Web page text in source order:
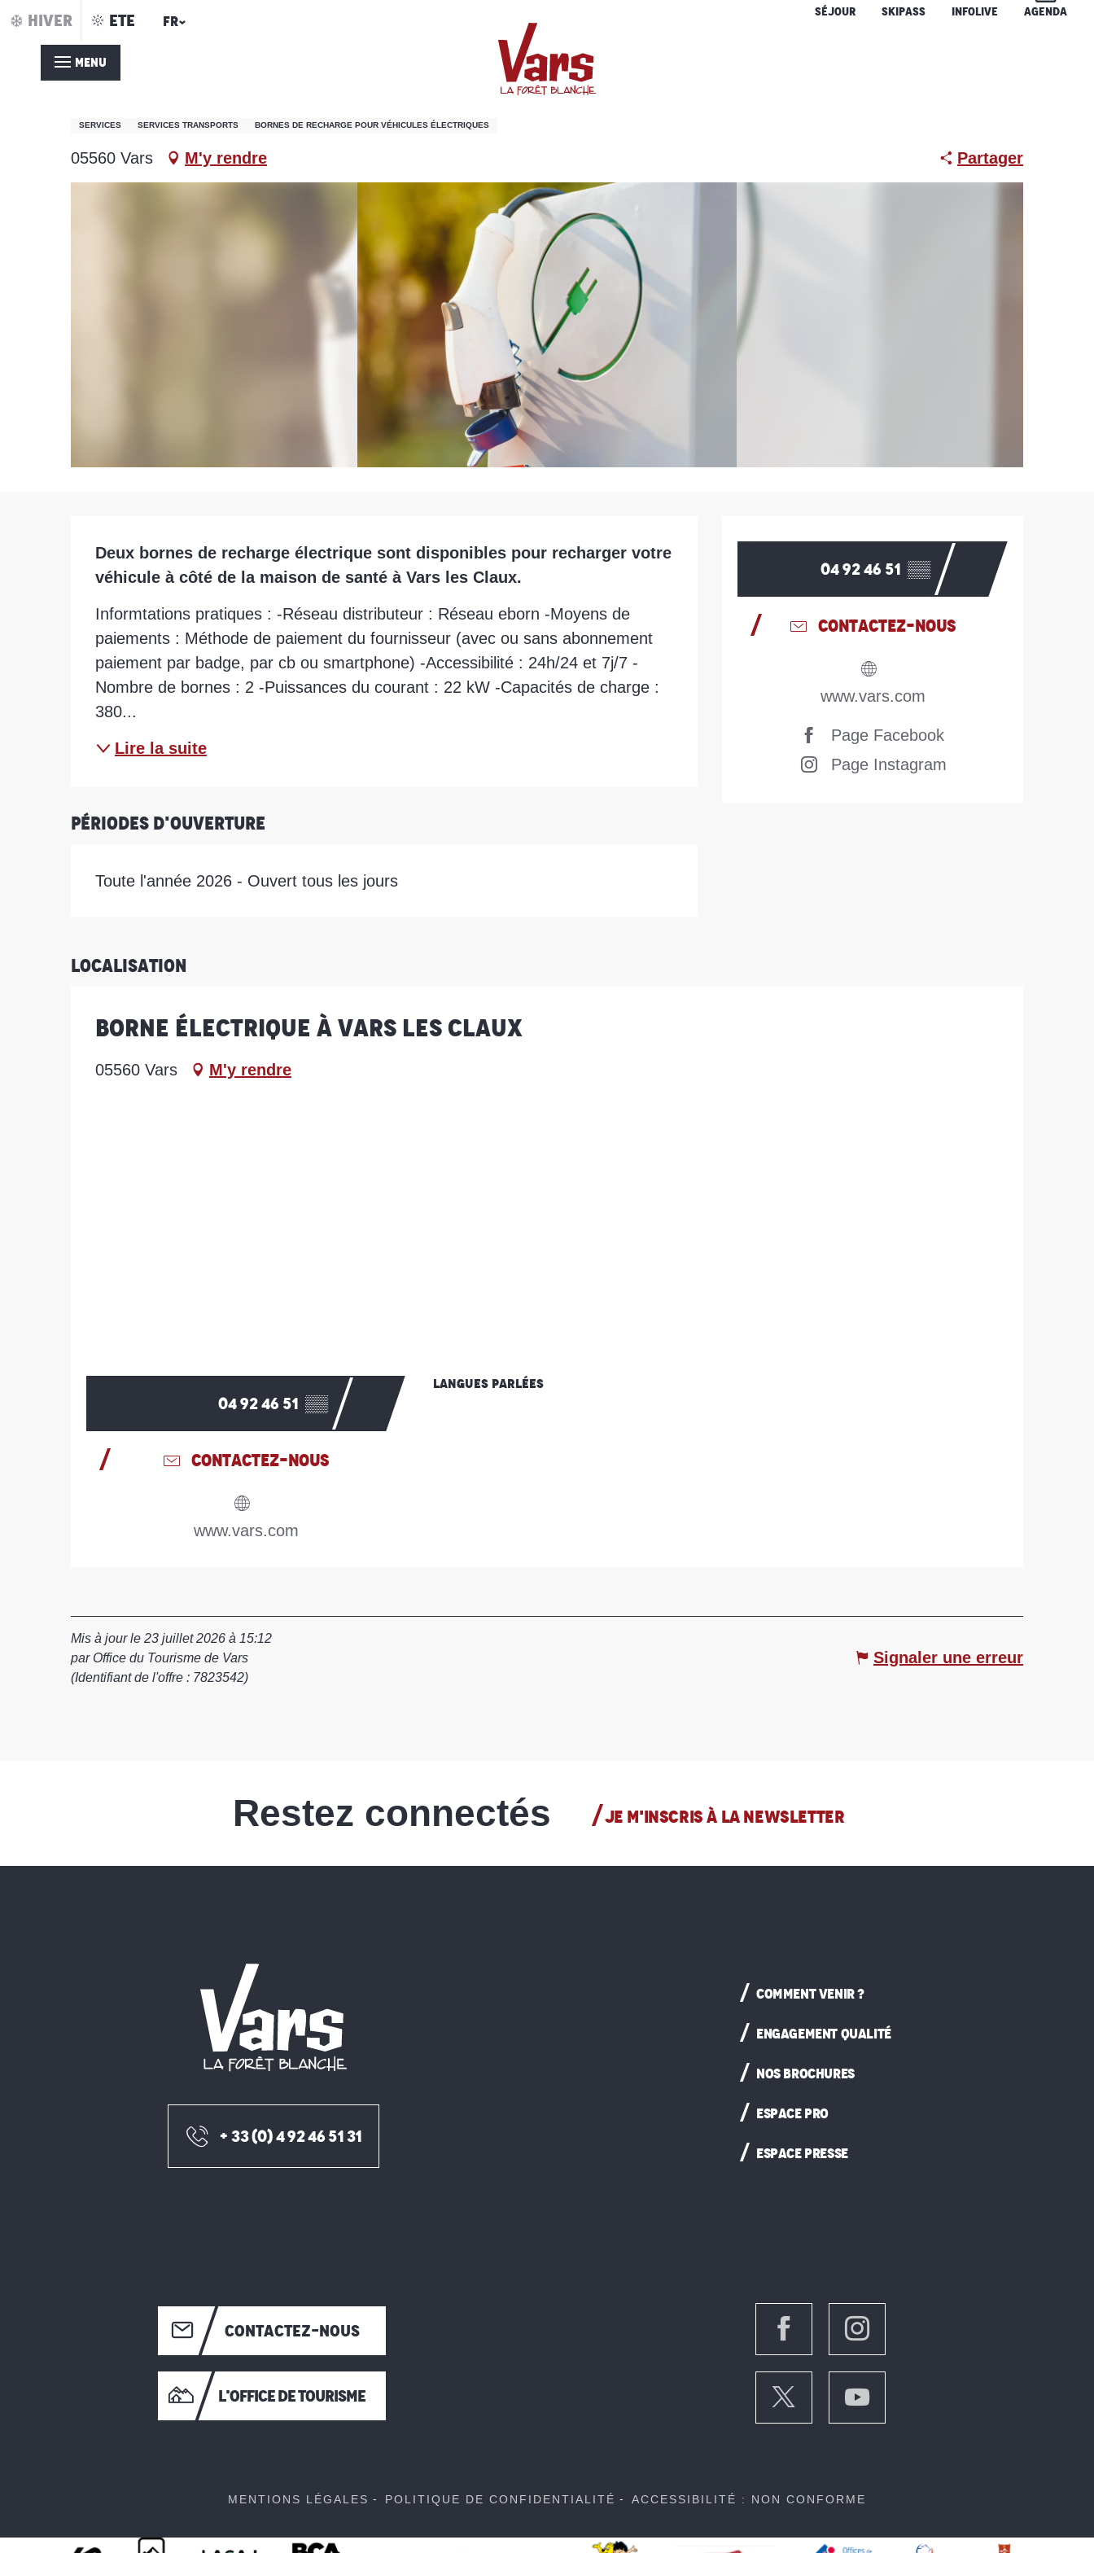
Aller
contenu
principal
HIVER ETE FR
MENU
SÉJOUR SKIPASS INFOLIVE AGENDA
Accueil – été Borne électrique à Vars les Claux
SERVICES SERVICES TRANSPORTS BORNES DE RECHARGE POUR VÉHICULES ÉLECTRIQUES
05560 Vars M'y rendre Partager
Ouverture et
04 92 46 51 ▒▒
CONTACTEZ-NOUS
www.vars.com
Page Facebook
Page Instagram
Description
Deux bornes de recharge électrique sont disponibles pour recharger votre
véhicule à côté de la maison de santé à Vars les Claux.
Informtations pratiques : -Réseau distributeur : Réseau eborn -Moyens de
paiements : Méthode de paiement du fournisseur (avec ou sans abonnement
paiement par badge, par cb ou smartphone) -Accessibilité : 24h/24 et 7j/7 -
Nombre de bornes : 2 -Puissances du courant : 22 kW -Capacités de charge :
380...
Lire la suite
Périodes d'ouverture
Toute l'année 2026 - Ouvert tous les jours
Localisation
Borne électrique à Vars les Claux
05560 Vars M'y rendre
04 92 46 51 ▒▒
CONTACTEZ-NOUS
www.vars.com
Langues parlées
Langues parlées
Mis à jour le 23 juillet 2026 à 15:12
par Office du Tourisme de Vars
(Identifiant de l'offre : 7823542)
Signaler une erreur
Restez connectés JE M'INSCRIS À LA NEWSLETTER
+ 33 (0) 4 92 46 51 31
COMMENT VENIR ?
ENGAGEMENT QUALITÉ
NOS BROCHURES
ESPACE PRO
ESPACE PRESSE
CONTACTEZ-NOUS
L'OFFICE DE TOURISME
MENTIONS LÉGALES POLITIQUE DE CONFIDENTIALITÉ ACCESSIBILITÉ : NON CONFORME